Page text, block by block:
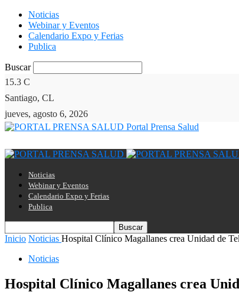
Noticias
Webinar y Eventos
Calendario Expo y Ferias
Publica
Buscar
15.3 C
Santiago, CL
jueves, agosto 6, 2026
Portal Prensa Salud
Noticias
Webinar y Eventos
Calendario Expo y Ferias
Publica
Inicio Noticias Hospital Clínico Magallanes crea Unidad de
Noticias
Hospital Clínico Magallanes crea